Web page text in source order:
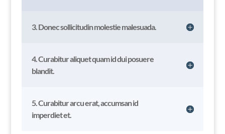
3. Donec sollicitudin molestie malesuada.
4. Curabitur aliquet quam id dui posuere
blandit.
5. Curabitur arcu erat, accumsan id
imperdiet et.